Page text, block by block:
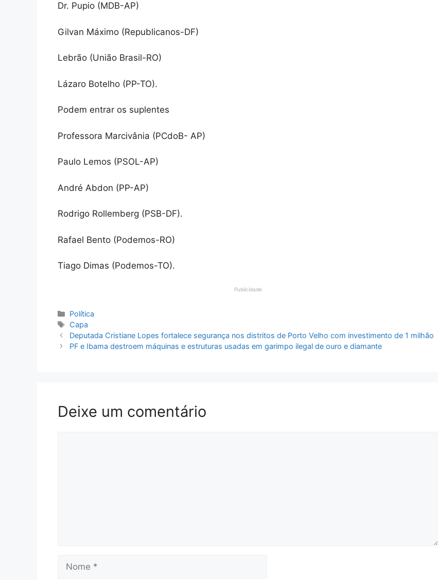
Dr. Pupio (MDB-AP)
Gilvan Máximo (Republicanos-DF)
Lebrão (União Brasil-RO)
Lázaro Botelho (PP-TO).
Podem entrar os suplentes
Professora Marcivânia (PCdoB- AP)
Paulo Lemos (PSOL-AP)
André Abdon (PP-AP)
Rodrigo Rollemberg (PSB-DF).
Rafael Bento (Podemos-RO)
Tiago Dimas (Podemos-TO).
Publicidade
Categorias
Política
Tags
Capa
Deputada Cristiane Lopes fortalece segurança nos distritos de Porto Velho com investimento de 1 milhão
PF e Ibama destroem máquinas e estruturas usadas em garimpo ilegal de ouro e diamante
Deixe um comentário